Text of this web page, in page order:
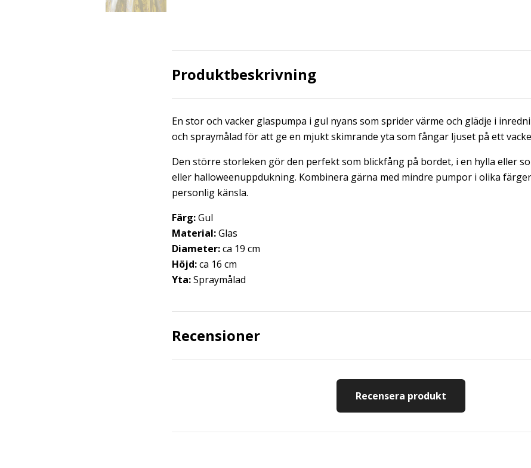
Produktbeskrivning
En stor och vacker glaspumpa i gul nyans som sprider värme och glädje i
och spraymålad för att ge en mjukt skimrande yta som fångar ljuset på ett
Den större storleken gör den perfekt som blickfång på bordet, i en hylla eller
eller halloweenuppdukning. Kombinera gärna med mindre pumpor i olika
personlig känsla.
Färg:Gul
Material:Glas
Diameter:ca 19 cm
Höjd:ca 16 cm
Yta:Spraymålad
Recensioner
Recensera produkt